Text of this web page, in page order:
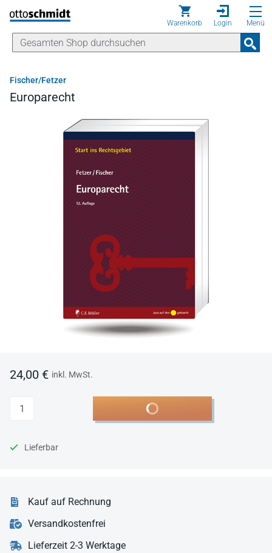
Direkt zum Inhalt
Warenkorb Login Menü
Fischer/Fetzer
Europarecht
24,00 € inkl. MwSt.
Anzahl In den Warenkorb
Lieferbar
Kauf auf Rechnung
Versandkostenfrei
Lieferzeit 2-3 Werktage